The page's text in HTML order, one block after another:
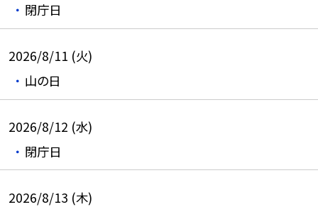
閉庁日
2026/8/11 (火)
山の日
2026/8/12 (水)
閉庁日
2026/8/13 (木)